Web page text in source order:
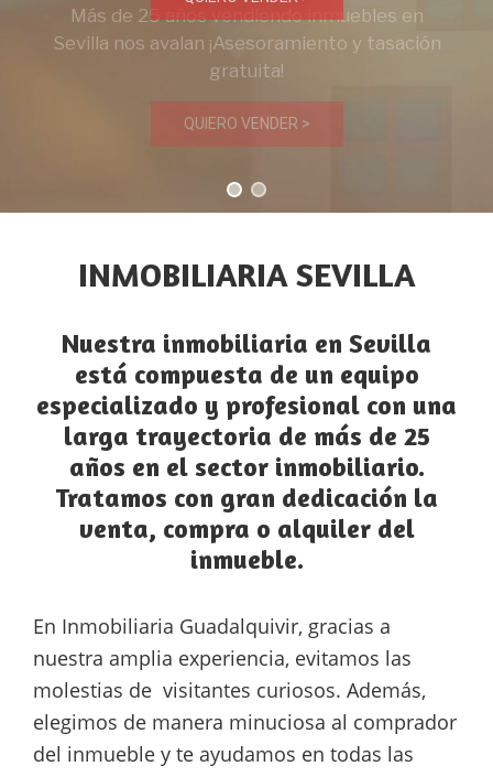
Más de 25 años vendiendo inmuebles en
Sevilla nos avalan ¡Asesoramiento y tasación
gratuita!
QUIERO VENDER >
INMOBILIARIA SEVILLA
Nuestra inmobiliaria en Sevilla
está compuesta de un equipo
especializado y profesional con una
larga trayectoria de más de 25
años en el sector inmobiliario.
Tratamos con gran dedicación la
venta, compra o alquiler del
inmueble.
En Inmobiliaria Guadalquivir, gracias a
nuestra amplia experiencia, evitamos las
molestias de visitantes curiosos. Además,
elegimos de manera minuciosa al comprador
del inmueble y te ayudamos en todas las